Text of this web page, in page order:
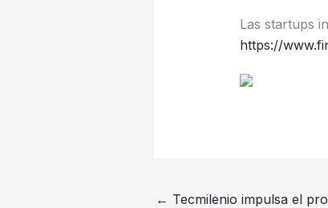
Las startups
https://
← Tecmilenio impulsa el